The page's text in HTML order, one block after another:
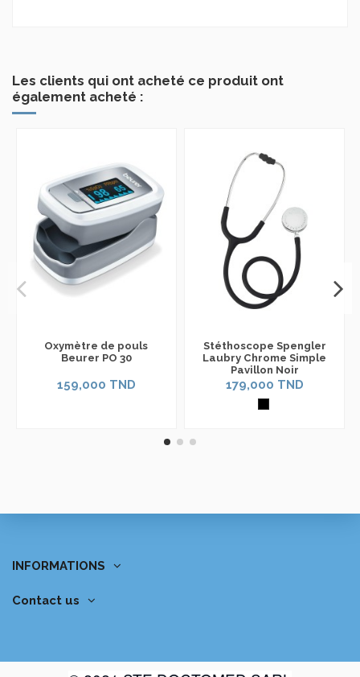
Les clients qui ont acheté ce produit ont
également acheté :
Oxymètre de pouls
Beurer PO 30
159,000 TND
Stéthoscope Spengler
Laubry Chrome Simple
Pavillon Noir
179,000 TND
INFORMATIONS
Contact us